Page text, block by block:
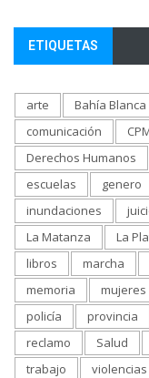
ETIQUETAS
arte Bahía Blanca
comunicación
Derechos Humanos
escuelas
genero
inundaciones
La Matanza
La
libros
marcha
memoria
mujeres
policía
provincia
reclamo
Salud
trabajo
violencias